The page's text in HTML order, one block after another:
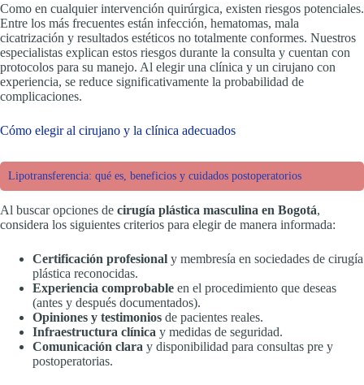
Como en cualquier intervención quirúrgica, existen riesgos potenciales.
Entre los más frecuentes están infección, hematomas, mala
cicatrización y resultados estéticos no totalmente conformes. Nuestros
especialistas explican estos riesgos durante la consulta y cuentan con
protocolos para su manejo. Al elegir una clínica y un cirujano con
experiencia, se reduce significativamente la probabilidad de
complicaciones.
Cómo elegir al cirujano y la clínica adecuados
Lipotransferencia: qué es, beneficios y cuidados postoperatorios
Al buscar opciones de cirugía plástica masculina en Bogotá,
considera los siguientes criterios para elegir de manera informada:
Certificación profesional y membresía en sociedades de cirugía
plástica reconocidas.
Experiencia comprobable en el procedimiento que deseas
(antes y después documentados).
Opiniones y testimonios de pacientes reales.
Infraestructura clínica y medidas de seguridad.
Comunicación clara y disponibilidad para consultas pre y
postoperatorias.